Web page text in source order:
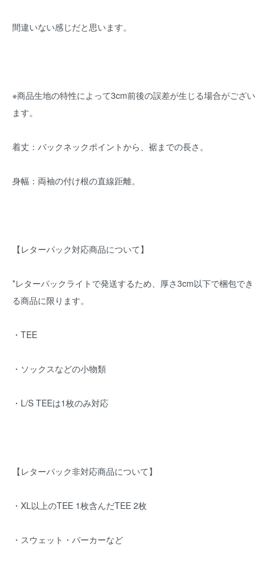
間違いない感じだと思います。
※商品生地の特性によって3cm前後の誤差が生じる場合がござい
ます。
着丈：バックネックポイントから、裾までの長さ。
身幅：両袖の付け根の直線距離。
【レターパック対応商品について】
*レターパックライトで発送するため、厚さ3cm以下で梱包でき
る商品に限ります。
・TEE
・ソックスなどの小物類
・L/S TEEは1枚のみ対応
【レターパック非対応商品について】
・XL以上のTEE 1枚含んだTEE 2枚
・スウェット・パーカーなど